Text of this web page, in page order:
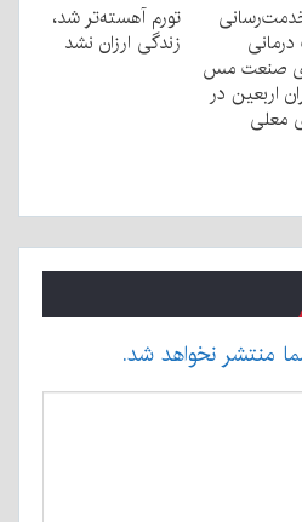
صنعت مس
اربعین در
معلی
تورم آهسته‌تر شد،
زندگی ارزان نشد
منتشر نخواهد شد.